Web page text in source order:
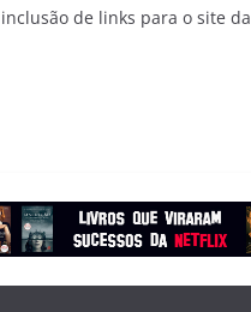
de links para o site da